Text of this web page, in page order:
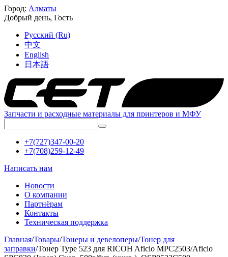
Город: Алматы
Добрый день, Гость
Русский (Ru)
中文
English
日本語
Запчасти и расходные материалы для принтеров и МФУ
+7(727)347-00-20
+7(708)259-12-49
Написать нам
Новости
О компании
Партнёрам
Контакты
Техническая поддержка
Главная/Товары/Тонеры и девелоперы/Тонер для
заправки/Тонер Type 523 для RICOH Aficio MPC2503/Aficio